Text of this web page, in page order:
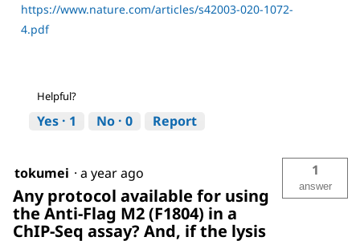
https://www.nature.com/articles/s42003-020-1072-
4.pdf
Helpful?
Yes · 1 No · 0 Report
tokumei · a year ago
Any protocol available for using
the Anti-Flag M2 (F1804) in a
ChIP-Seq assay? And, if the lysis
1
answer